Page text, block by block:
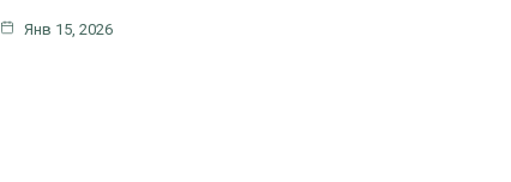
Янв 15, 2026